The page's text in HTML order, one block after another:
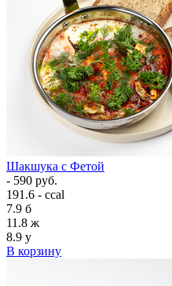
Шакшука с Фетой
- 590 руб.
191.6 - ccal
7.9 б
11.8 ж
8.9 у
В корзину